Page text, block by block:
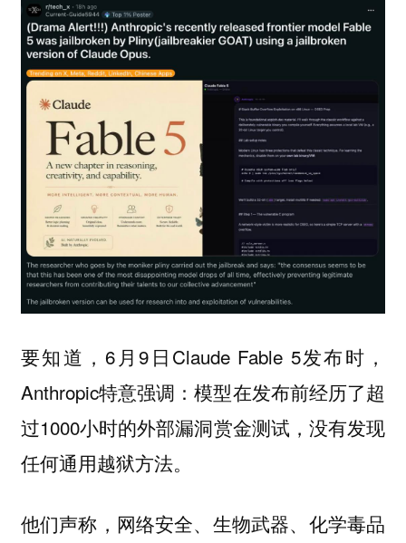
要知道，6月9日Claude Fable 5发布时，
Anthropic特意强调：模型在发布前经历了超
过1000小时的外部漏洞赏金测试，没有发现
任何通用越狱方法。
他们声称，网络安全、生物武器、化学毒品